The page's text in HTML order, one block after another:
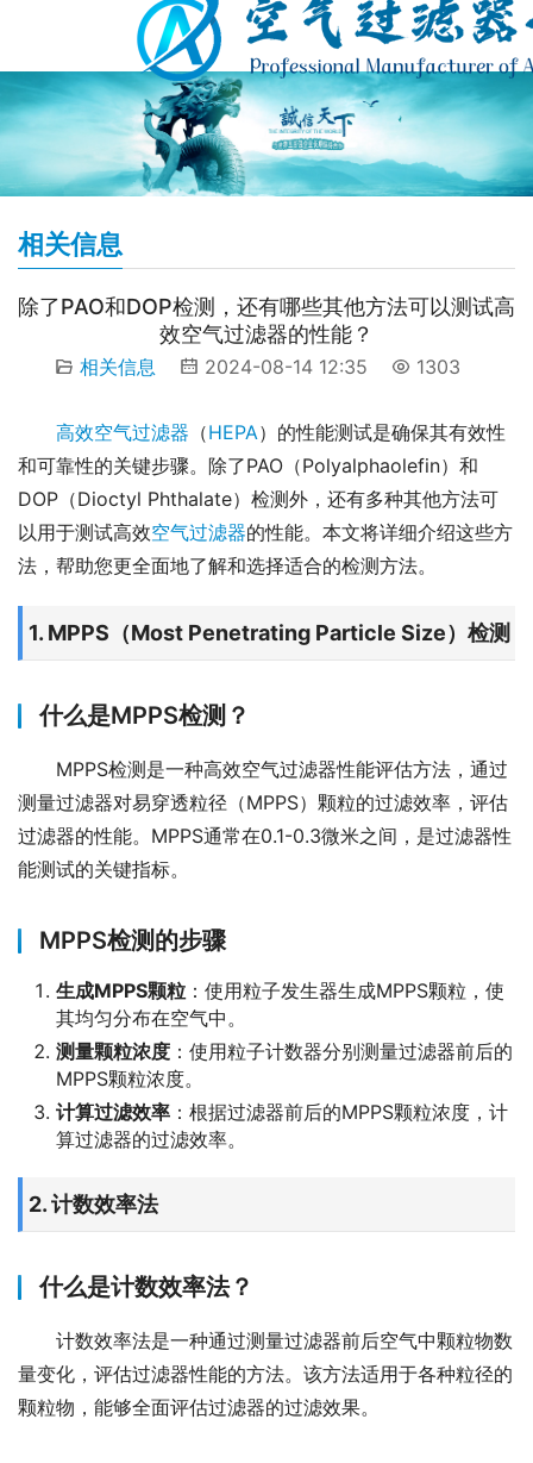
相关信息
除了PAO和DOP检测，还有哪些其他方法可以测试高
效空气过滤器的性能？
相关信息 2024-08-14 12:35 1303
高效空气过滤器 （HEPA）的性能测试是确保其有效性
和可靠性的关键步骤。除了PAO（Polyalphaolefin）和
DOP（Dioctyl Phthalate）检测外，还有多种其他方法可
以用于测试高效空气过滤器的性能。本文将详细介绍这些方
法，帮助您更全面地了解和选择适合的检测方法。
1. MPPS（Most Penetrating Particle Size）检测
什么是MPPS检测？
MPPS检测是一种高效空气过滤器性能评估方法，通过
测量过滤器对易穿透粒径（MPPS）颗粒的过滤效率，评估
过滤器的性能。MPPS通常在0.1-0.3微米之间，是过滤器性
能测试的关键指标。
MPPS检测的步骤
生成MPPS颗粒 ：使用粒子发生器生成MPPS颗粒，使
其均匀分布在空气中。
测量颗粒浓度 ：使用粒子计数器分别测量过滤器前后的
MPPS颗粒浓度。
计算过滤效率 ：根据过滤器前后的MPPS颗粒浓度，计
算过滤器的过滤效率。
2. 计数效率法
什么是计数效率法？
计数效率法是一种通过测量过滤器前后空气中颗粒物数
量变化，评估过滤器性能的方法。该方法适用于各种粒径的
颗粒物，能够全面评估过滤器的过滤效果。